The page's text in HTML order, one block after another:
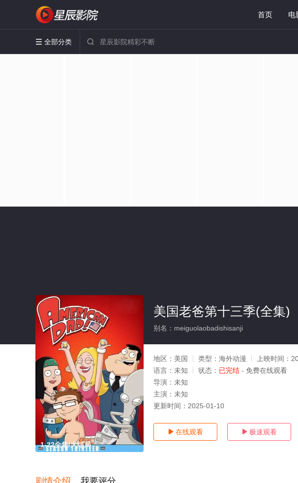
首页 电
 全部分类 
1-22全集/大结局
美国老爸第十三季(全集)
别名：meiguolaobadishisanji
地区： 美国 类型： 海外动漫 上映时间：
语言： 未知 状态： 已完结 - 免费在线观看
导演： 未知
主演： 未知
更新时间： 2025-01-10
 在线观看  极速观看
剧情介绍 我要评分